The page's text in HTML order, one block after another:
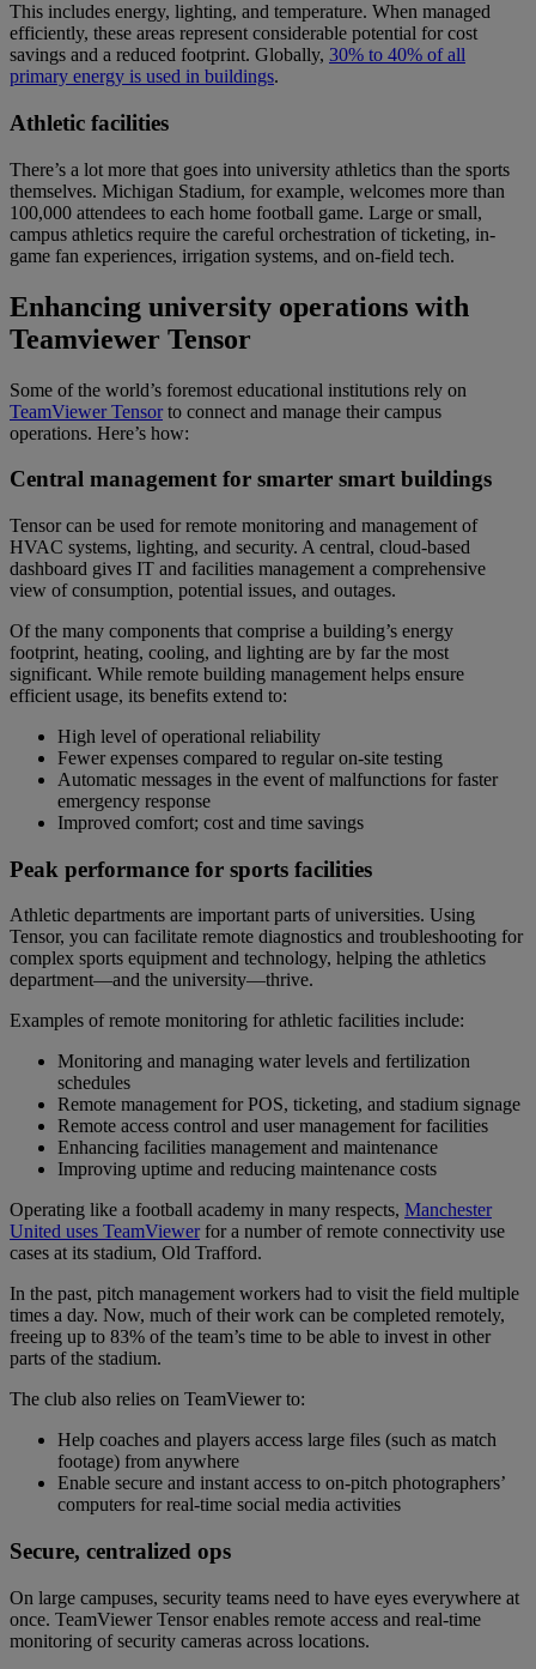
This includes energy, lighting, and temperature. When managed
efficiently, these areas represent considerable potential for cost
savings and a reduced footprint. Globally, 30% to 40% of all
primary energy is used in buildings.
Athletic facilities
There’s a lot more that goes into university athletics than the sports
themselves. Michigan Stadium, for example, welcomes more than
100,000 attendees to each home football game. Large or small,
campus athletics require the careful orchestration of ticketing, in-
game fan experiences, irrigation systems, and on-field tech.
Enhancing university operations with
Teamviewer Tensor
Some of the world’s foremost educational institutions rely on
TeamViewer Tensorto connect and manage their campus
operations. Here’s how:
Central management for smarter smart buildings
Tensor can be used for remote monitoring and management of
HVAC systems, lighting, and security. A central, cloud-based
dashboard gives IT and facilities management a comprehensive
view of consumption, potential issues, and outages.
Of the many components that comprise a building’s energy
footprint, heating, cooling, and lighting are by far the most
significant. While remote building management helps ensure
efficient usage, its benefits extend to:
High level of operational reliability
Fewer expenses compared to regular on-site testing
Automatic messages in the event of malfunctions for faster
emergency response
Improved comfort; cost and time savings
Peak performance for sports facilities
Athletic departments are important parts of universities. Using
Tensor, you can facilitate remote diagnostics and troubleshooting for
complex sports equipment and technology, helping the athletics
department—and the university—thrive.
Examples of remote monitoring for athletic facilities include:
Monitoring and managing water levels and fertilization
schedules
Remote management for POS, ticketing, and stadium signage
Remote access control and user management for facilities
Enhancing facilities management and maintenance
Improving uptime and reducing maintenance costs
Operating like a football academy in many respects, Manchester
United uses TeamViewerfor a number of remote connectivity use
cases at its stadium, Old Trafford.
In the past, pitch management workers had to visit the field multiple
times a day. Now, much of their work can be completed remotely,
freeing up to 83% of the team’s time to be able to invest in other
parts of the stadium.
The club also relies on TeamViewer to:
Help coaches and players access large files (such as match
footage) from anywhere
Enable secure and instant access to on-pitch photographers’
computers for real-time social media activities
Secure, centralized ops
On large campuses, security teams need to have eyes everywhere at
once. TeamViewer Tensor enables remote access and real-time
monitoring of security cameras across locations.